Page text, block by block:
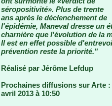
séropositivité». Plus de trente
ans après le déclenchement de
l'épidémie, Maneval dresse un
charnière que l'évolution de la
Il est en effet possible
prévention reste la priorité."
Réalisé par Jérôme Lefdup
Prochaines diffusions sur Arte :
avril 2013 à 10:50